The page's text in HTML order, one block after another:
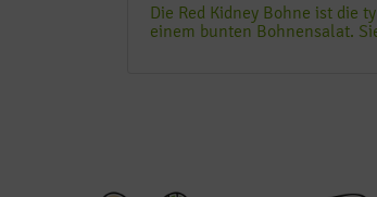
Die Red Kidney Bohne ist die
einem bunten Bohnensalat.